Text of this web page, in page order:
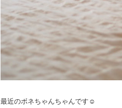
最近のボネちゃんちゃんです☺️